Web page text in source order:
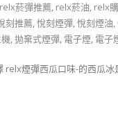
relx菸彈推薦, relx菸油, relx
刻推薦,悅刻煙彈,悅刻煙油,
,拋棄式煙彈, 電子煙, 電子
煙彈西瓜口味-的西瓜